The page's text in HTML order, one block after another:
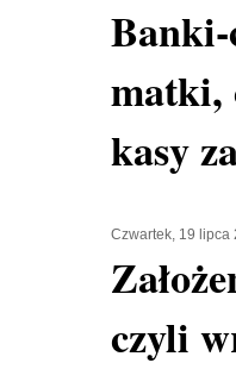
matki,
kasy
Czwartek, 19 lipca
czyli